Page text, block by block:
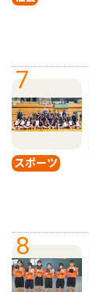
7
スポーツ
8